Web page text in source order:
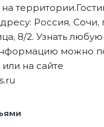
Россия, Сочи,
8/2. Узнать любую
можно
на сайте